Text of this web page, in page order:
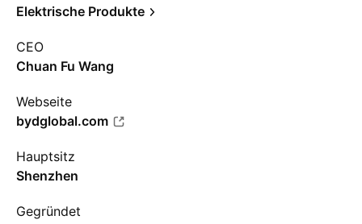
Elektrische Produkte
CEO
Chuan Fu Wang
Webseite
bydglobal.com
Hauptsitz
Shenzhen
Gegründet